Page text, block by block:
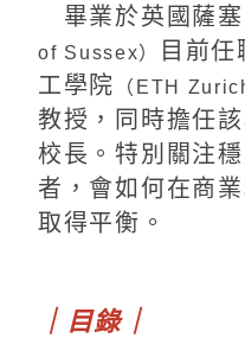
畢業於英國薩塞
of Sussex）
目前
工學院
（ETH
教授，同時擔任
校長。特別關注
者，會如何在商
取得平衡。
｜目錄｜